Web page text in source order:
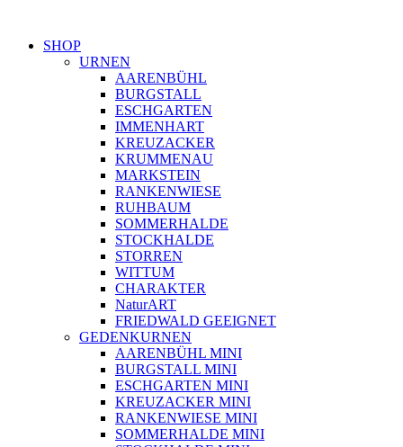
SHOP
URNEN
AARENBÜHL
BURGSTALL
ESCHGARTEN
IMMENHART
KREUZACKER
KRUMMENAU
MARKSTEIN
RANKENWIESE
RUHBAUM
SOMMERHALDE
STOCKHALDE
STORREN
WITTUM
CHARAKTER
NaturART
FRIEDWALD GEEIGNET
GEDENKURNEN
AARENBÜHL MINI
BURGSTALL MINI
ESCHGARTEN MINI
KREUZACKER MINI
RANKENWIESE MINI
SOMMERHALDE MINI